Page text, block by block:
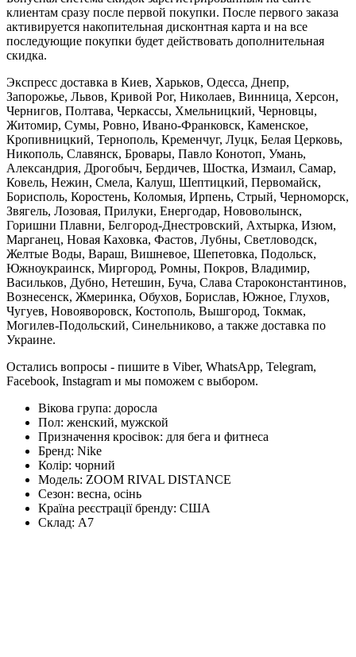
клиентам сразу после первой покупки. После первого заказа
активируется накопительная дисконтная карта и на все
последующие покупки будет действовать дополнительная
скидка.
Экспресс доставка в Киев, Харьков, Одесса, Днепр,
Запорожье, Львов, Кривой Рог, Николаев, Винница, Херсон,
Чернигов, Полтава, Черкассы, Хмельницкий, Черновцы,
Житомир, Сумы, Ровно, Ивано-Франковск, Каменское,
Кропивницкий, Тернополь, Кременчуг, Луцк, Белая Церковь,
Никополь, Славянск, Бровары, Павло Конотоп, Умань,
Александрия, Дрогобыч, Бердичев, Шостка, Измаил, Самар,
Ковель, Нежин, Смела, Калуш, Шептицкий, Первомайск,
Борисполь, Коростень, Коломыя, Ирпень, Стрый, Черноморск,
Звягель, Лозовая, Прилуки, Енергодар, Нововолынск,
Горишни Плавни, Белгород-Днестровский, Ахтырка, Изюм,
Марганец, Новая Каховка, Фастов, Лубны, Светловодск,
Желтые Воды, Вараш, Вишневое, Шепетовка, Подольск,
Южноукраинск, Миргород, Ромны, Покров, Владимир,
Васильков, Дубно, Нетешин, Буча, Слава Староконстантинов,
Вознесенск, Жмеринка, Обухов, Борислав, Южное, Глухов,
Чугуев, Новояворовск, Костополь, Вышгород, Токмак,
Могилев-Подольский, Синельниково, а также доставка по
Украине.
Остались вопросы - пишите в Viber, WhatsApp, Telegram,
Facebook, Instagram и мы поможем с выбором.
Вікова група: доросла
Пол: женский, мужской
Призначення кросівок: для бега и фитнеса
Бренд: Nike
Колір: чорний
Модель: ZOOM RIVAL DISTANCE
Сезон: весна, осінь
Країна реєстрації бренду: США
Склад: А7